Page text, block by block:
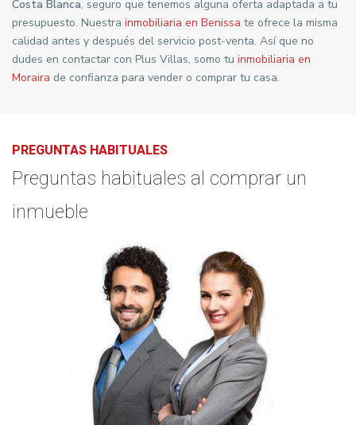
Costa Blanca, seguro que tenemos alguna oferta adaptada a tu
presupuesto. Nuestra inmobiliaria en Benissa te ofrece la misma
calidad antes y después del servicio post-venta. Así que no
dudes en contactar con Plus Villas, somo tu inmobiliaria en
Moraira de confianza para vender o comprar tu casa.
PREGUNTAS HABITUALES
Preguntas habituales al comprar un
inmueble